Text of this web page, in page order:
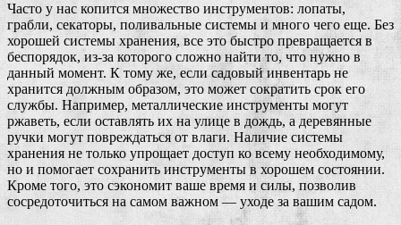
Часто у нас копится множество инструментов: лопаты,
грабли, секаторы, поливальные системы и много чего еще. Без
хорошей системы хранения, все это быстро превращается в
беспорядок, из-за которого сложно найти то, что нужно в
данный момент. К тому же, если садовый инвентарь не
хранится должным образом, это может сократить срок его
службы. Например, металлические инструменты могут
ржаветь, если оставлять их на улице в дождь, а деревянные
ручки могут повреждаться от влаги. Наличие системы
хранения не только упрощает доступ ко всему необходимому,
но и помогает сохранить инструменты в хорошем состоянии.
Кроме того, это сэкономит ваше время и силы, позволив
сосредоточиться на самом важном — уходе за вашим садом.